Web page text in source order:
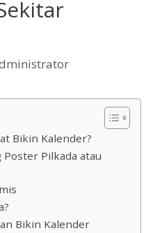
Bikin Kalender?
Pilkada atau
Bikin Kalender